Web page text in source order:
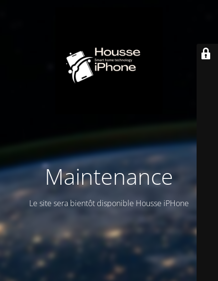
Maintenance
Le site sera bientôt disponible Housse iPHone